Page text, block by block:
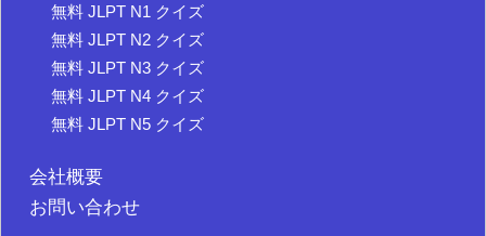
無料 JLPT N1 クイズ
無料 JLPT N2 クイズ
無料 JLPT N3 クイズ
無料 JLPT N4 クイズ
無料 JLPT N5 クイズ
会社概要
お問い合わせ